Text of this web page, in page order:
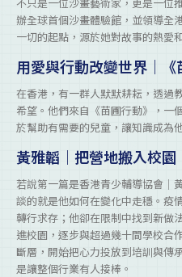
辦全球首個沙畫體驗館，並領導全
一切的起點，源於她對故事的熱愛
用愛與行動改變世界｜《
在香港，有一群人默默耕耘，透過
希望。他們來自《苗圃行動》，一
於幫助有需要的兒童，讓知識成為
黃雅韜｜把營地搬入校
若說第一篇是香港青少輔導協會｜
談的就是他如何在變化中走穩。疫
轉行求存；他卻在限制中找到新做
進校園，逐步與超過幾十間學校合
斷層，開始把心力投放到培訓與
是讓整個行業有人接棒。